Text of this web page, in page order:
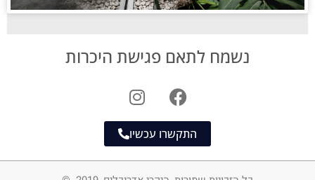
נשמח לתאם פגישת היכרות
התקשרו עכשיו